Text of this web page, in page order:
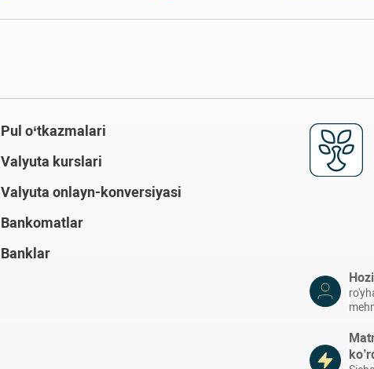
Pul o‘tkazmalari
Valyuta kurslari
Valyuta onlayn-konversiyasi
Bankomatlar
Banklar